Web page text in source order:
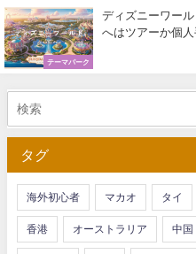
テーマパーク
ディズニーワー
へはツアーか個
タグ
海外初心者 マカオ タイ
香港 オーストラリア 中国